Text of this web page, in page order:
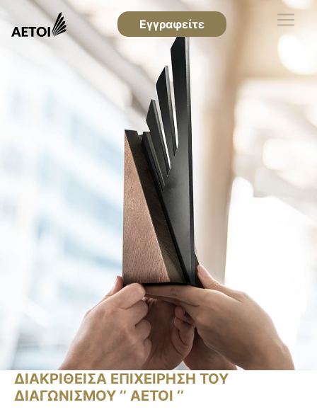
Εγγραφείτε
ΔΙΑΚΡΙΘΕΙΣΑ ΕΠΙΧΕΙΡΗΣΗ ΤΟΥ
ΔΙΑΓΩΝΙΣΜΟΥ ‘’ ΑΕΤΟΙ ‘’